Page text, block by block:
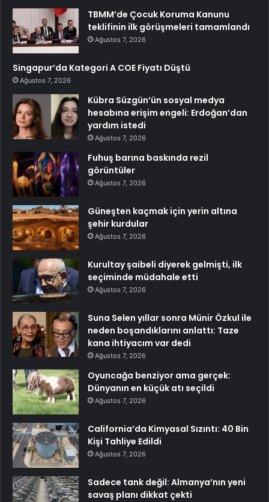
TBMM’de Çocuk Koruma Kanunu
teklifinin ilk görüşmeleri tamamlandı
Ağustos 7, 2026
Singapur’da Kategori A COE Fiyatı Düştü
Ağustos 7, 2026
Kübra Süzgün’ün sosyal medya
hesabına erişim engeli: Erdoğan’dan
yardım istedi
Ağustos 7, 2026
Fuhuş barına baskında rezil
görüntüler
Ağustos 7, 2026
Güneşten kaçmak için yerin altına
şehir kurdular
Ağustos 7, 2026
Kurultay şaibeli diyerek gelmişti, ilk
seçiminde müdahale etti
Ağustos 7, 2026
Suna Selen yıllar sonra Münir Özkul ile
neden boşandıklarını anlattı: Taze
kana ihtiyacım var dedi
Ağustos 7, 2026
Oyuncağa benziyor ama gerçek:
Dünyanın en küçük atı seçildi
Ağustos 7, 2026
California’da Kimyasal Sızıntı: 40 Bin
Kişi Tahliye Edildi
Ağustos 7, 2026
Sadece tank değil: Almanya’nın yeni
savaş planı dikkat çekti